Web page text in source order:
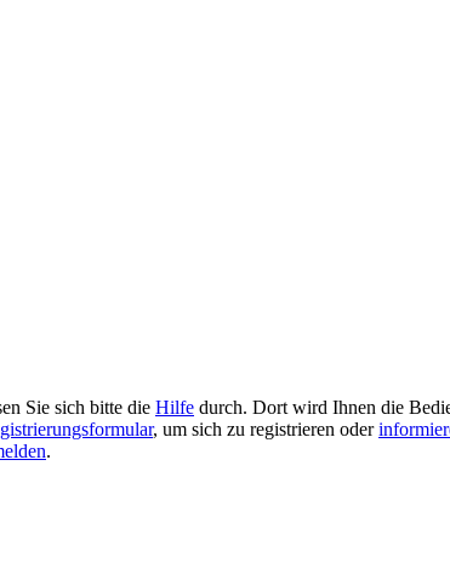
Sie sich bitte die Hilfe durch. Dort wird Ihnen die
, um sich zu registrieren oder
.